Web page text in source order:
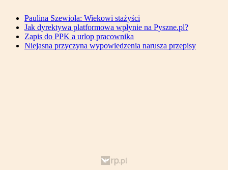
Paulina Szewioła: Wiekowi stażyści
Jak dyrektywa platformowa wpłynie na Pyszne.pl?
Zapis do PPK a urlop pracownika
Niejasna przyczyna wypowiedzenia narusza przepisy